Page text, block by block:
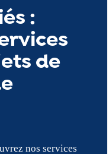
:
de
nos services